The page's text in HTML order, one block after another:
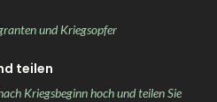
und Kriegsopfer
teilen
Kriegsbeginn hoch und teilen Sie